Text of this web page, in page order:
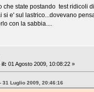
che state postando test ridicoli
e' sul lastrico...dovevano
con la sabbia....
il: 01 Agosto 2009, 10:08:22 »
31 Luglio 2009, 20:46:16